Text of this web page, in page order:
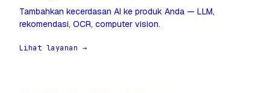
Tambahkan kecerdasan AI ke produk Anda — LLM,
rekomendasi, OCR, computer vision.
Lihat layanan →